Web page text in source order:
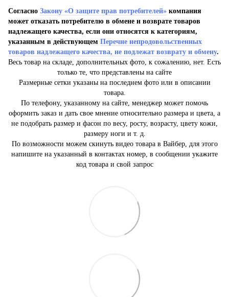
Согласно Закону «О защите прав потребителей» компания
может отказать потребителю в обмене и возврате товаров
надлежащего качества, если они относятся к категориям,
указанным в действующем Перечне непродовольственных
товаров надлежащего качества, не подлежат возврату и обмену.
Весь товар на складе, дополнительных фото, к сожалению, нет. Есть
только те, что представлены на сайте
Размерные сетки указаны на последнем фото или в описании
товара.
По телефону, указанному на сайте, менеджер может помочь
оформить заказ и дать свое мнение относительно размера и цвета, а
не подобрать размер и фасон по весу, росту, возрасту, цвету кожи,
размеру ноги и т. д.
По возможности можем скинуть видео товара в Вайбер, для этого
напишите на указанный в контактах номер, в сообщении укажите
код товара и свой запрос